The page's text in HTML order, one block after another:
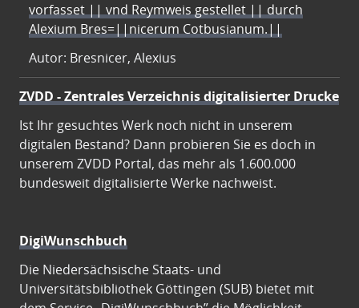
vorfasset || vnd Reymweis gestellet || durch
Alexium Bres=||nicerum Cotbusianum.||
Autor: Bresnicer, Alexius
ZVDD - Zentrales Verzeichnis digitalisierter Drucke
Ist Ihr gesuchtes Werk noch nicht in unserem
digitalen Bestand? Dann probieren Sie es doch in
unserem ZVDD Portal, das mehr als 1.600.000
bundesweit digitalisierte Werke nachweist.
DigiWunschbuch
Die Niedersächsische Staats- und
Universitätsbibliothek Göttingen (SUB) bietet mit